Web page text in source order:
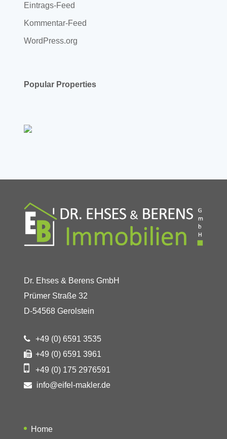
Eintrags-Feed
Kommentar-Feed
WordPress.org
Popular Properties
Dr. Ehses & Berens GmbH
Prümer Straße 32
D-54568 Gerolstein
+49 (0) 6591 3535
+49 (0) 6591 3961
+49 (0) 175 2976591
info@eifel-makler.de
Home